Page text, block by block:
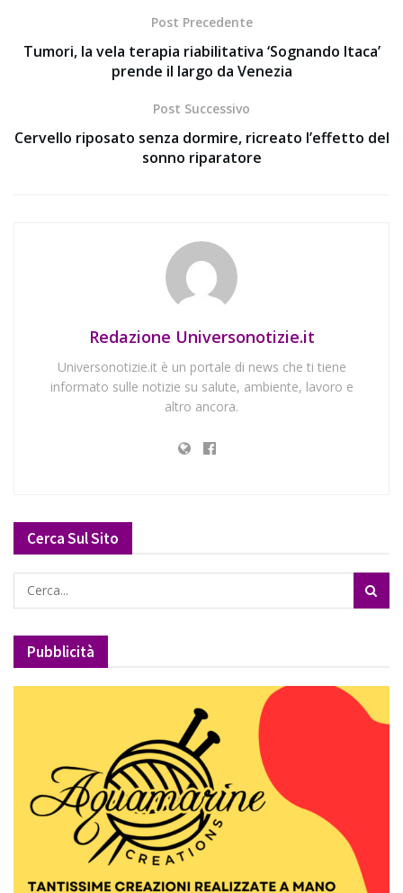
Post Precedente
Tumori, la vela terapia riabilitativa ‘Sognando Itaca’
prende il largo da Venezia
Post Successivo
Cervello riposato senza dormire, ricreato l’effetto del
sonno riparatore
Redazione Universonotizie.it
Universonotizie.it è un portale di news che ti tiene
informato sulle notizie su salute, ambiente, lavoro e
altro ancora.
Cerca Sul Sito
Pubblicità